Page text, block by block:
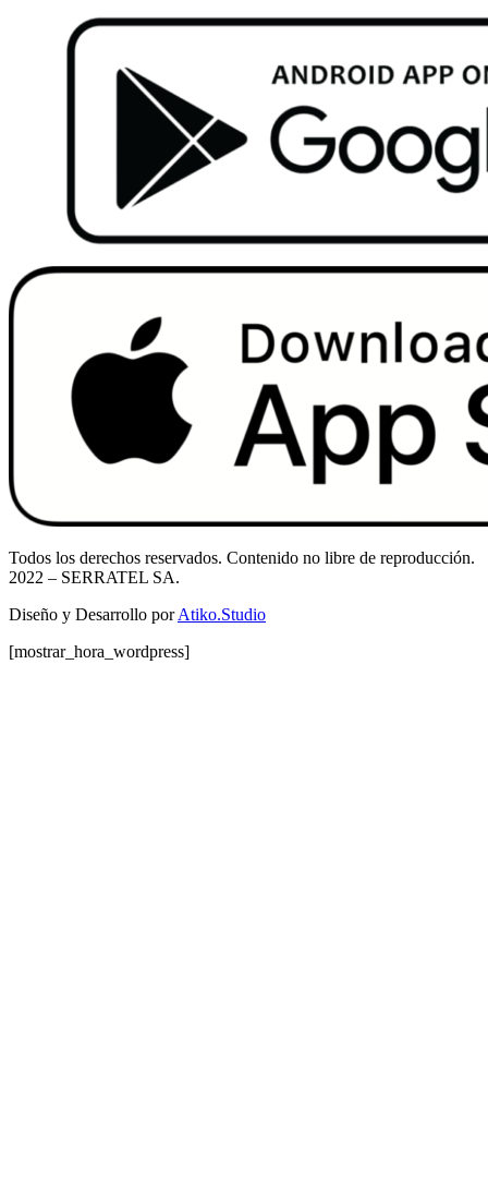
Todos los derechos reservados. Contenido no libre de reproducción.
2022 – SERRATEL SA.
Diseño y Desarrollo porAtiko.Studio
[mostrar_hora_wordpress]